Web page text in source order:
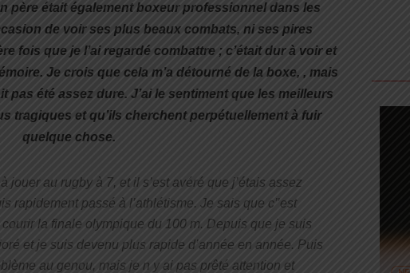
père était également boxeur professionnel dans les
de voir ses plus beaux combats, ni ses pires
fois que je l’ai regardé combattre ; c’était dur à voir et
Je crois que cela m’a détourné de la boxe, , mais
pas été assez dure. J’ai le sentiment que les meilleurs
tragiques et qu’ils cherchent perpétuellement à fuir
quelque chose.
jouer au rugby à 7, et il s’est avéré que j’étais assez
rapidement passé à l’athlétisme. Je sais que c’’est
la finale olympique du 100 m. Depuis que je suis
et je suis devenu plus rapide d’année en année. Puis
au genou, mais je n y ai pas prêté attention et